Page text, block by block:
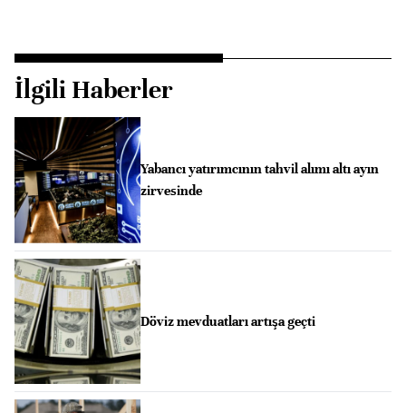
İlgili Haberler
Yabancı yatırımcının tahvil alımı altı ayın
zirvesinde
Döviz mevduatları artışa geçti